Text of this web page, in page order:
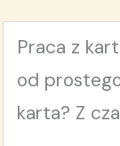
Praca z
od
karta? Z